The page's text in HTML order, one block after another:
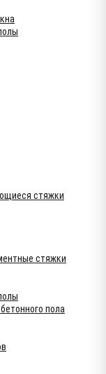
стяжки
стяжки
пола